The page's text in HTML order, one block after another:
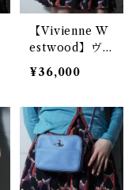
【Vivienne W
estwood】ヴ
ィヴィアンウエ
ストウッド EX
レザーハンドバ
ッグ dark bro
wn
¥36,000